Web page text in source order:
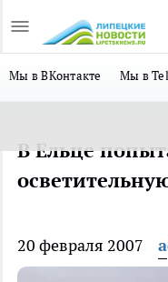
Мы в ВКонтакте Мы в
В Ельце
20 февраля 2007